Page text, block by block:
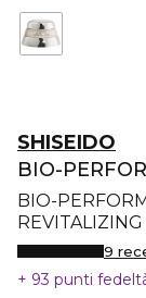
SHISEIDO
BIO-
BIO-
REVITALIZING
9
93 punti